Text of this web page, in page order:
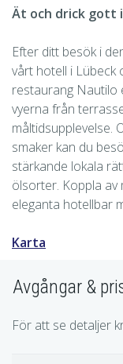
Ät och drick gott
Efter ditt besök i
vårt hotell i Lübeck
restaurang Nautilo
vyerna från
måltidsupplevelse.
smaker kan du
stärkande lokala
ölsorter. Koppla av
eleganta hotellbar
Karta
Avgångar &
För att se detaljer